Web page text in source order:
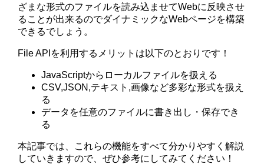
ざまな形式のファイルを読み込ませてWebに反映させ
ることが出来るのでダイナミックなWebページを構築
できるでしょう。
File APIを利用するメリットは以下のとおりです！
JavaScriptからローカルファイルを扱える
CSV,JSON,テキスト,画像など多彩な形式を扱え
る
データを任意のファイルに書き出し・保存でき
る
本記事では、これらの機能をすべて分かりやすく解説
していきますので、ぜひ参考にしてみてください！